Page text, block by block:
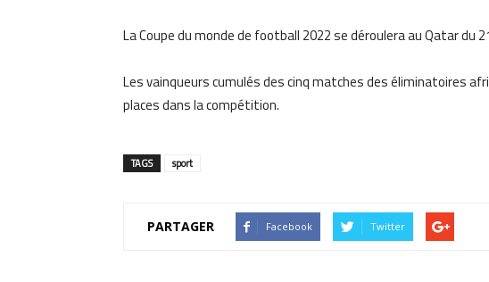
La Coupe du monde de football 2022 se déroulera au Qatar du
Les vainqueurs cumulés des cinq matches des éliminatoires
places dans la compétition.
TAGS sport
PARTAGER Facebook Twitter